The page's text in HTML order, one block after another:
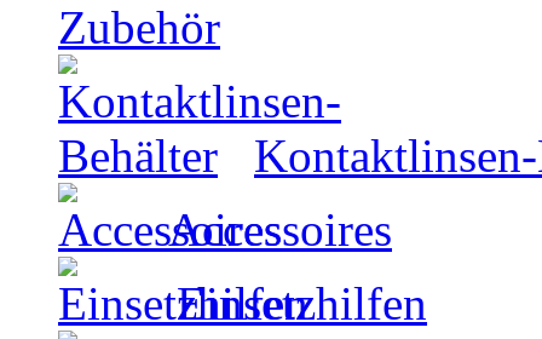
Zubehör
Accessoires
Einsetzhilfen